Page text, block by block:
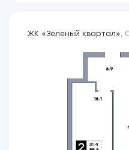
ЖК «Зеленый квартал»,